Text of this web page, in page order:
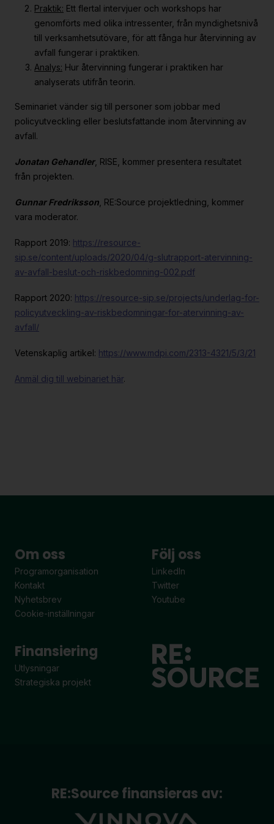
Praktik: Ett flertal intervjuer och workshops har
genomförts med olika intressenter, från myndighetsnivå
till verksamhetsutövare, för att fånga hur återvinning av
avfall fungerar i praktiken.
Analys: Hur återvinning fungerar i praktiken har
analyserats utifrån teorin.
Seminariet vänder sig till personer som jobbar med
policyutveckling eller beslutsfattande inom återvinning av
avfall.
Jonatan Gehandler, RISE, kommer presentera resultatet
från projekten.
Gunnar Fredriksson , RE:Source projektledning, kommer
vara moderator.
Rapport 2019: https://resource-
sip.se/content/uploads/2020/04/g-slutrapport-atervinning-
av-avfall-beslut-och-riskbedomning-002.pdf
Rapport 2020: https://resource-sip.se/projects/underlag-for-
policyutveckling-av-riskbedomningar-for-atervinning-av-
avfall/
Vetenskaplig artikel: https://www.mdpi.com/2313-4321/5/3/21
Anmäl dig till webinariet här.
Om oss
Programorganisation
Kontakt
Nyhetsbrev
Cookie-inställningar
Följ oss
LinkedIn
Twitter
Youtube
Finansiering
Utlysningar
Strategiska projekt
RE:Source finansieras av: